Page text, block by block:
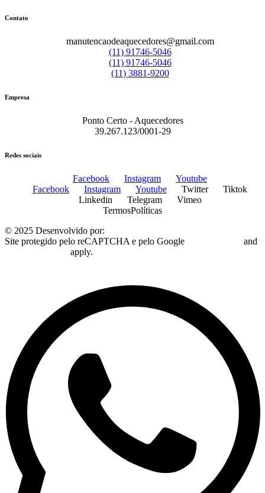
Contato
manutencaodeaquecedores@gmail.com
(11) 91746-5046
(11) 91746-5046
(11) 3881-9200
Empresa
Ponto Certo - Aquecedores
39.267.123/0001-29
Redes sociais
Facebook Instagram
Youtube
Facebook
Instagram Youtube Twitter
Tiktok
Linkedin
Telegram
Vimeo
TermosPolíticas
© 2025 Desenvolvido por:
Site protegido pelo reCAPTCHA e pelo Google
and
apply.